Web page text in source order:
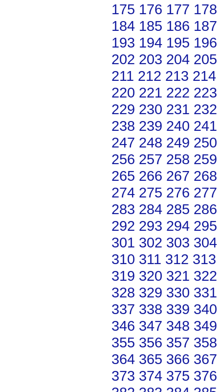
175 176 177 178
184 185 186 187
193 194 195 196
202 203 204 205
211 212 213 214
220 221 222 223
229 230 231 232
238 239 240 241
247 248 249 250
256 257 258 259
265 266 267 268
274 275 276 277
283 284 285 286
292 293 294 295
301 302 303 304
310 311 312 313
319 320 321 322
328 329 330 331
337 338 339 340
346 347 348 349
355 356 357 358
364 365 366 367
373 374 375 376